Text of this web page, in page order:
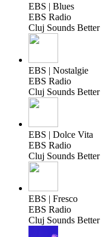
EBS | Blues
EBS Radio
Cluj Sounds Better
EBS | Nostalgie
EBS Radio
Cluj Sounds Better
EBS | Dolce Vita
EBS Radio
Cluj Sounds Better
EBS | Fresco
EBS Radio
Cluj Sounds Better